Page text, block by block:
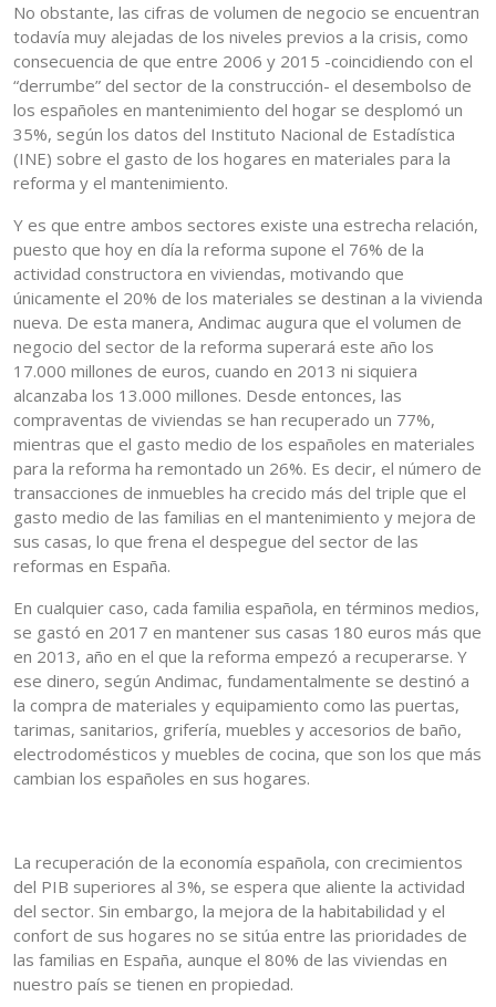
No obstante, las cifras de volumen de negocio se encuentran
todavía muy alejadas de los niveles previos a la crisis, como
consecuencia de que entre 2006 y 2015 -coincidiendo con el
“derrumbe” del sector de la construcción- el desembolso de
los españoles en mantenimiento del hogar se desplomó un
35%, según los datos del Instituto Nacional de Estadística
(INE) sobre el gasto de los hogares en materiales para la
reforma y el mantenimiento.
Y es que entre ambos sectores existe una estrecha relación,
puesto que hoy en día la reforma supone el 76% de la
actividad constructora en viviendas, motivando que
únicamente el 20% de los materiales se destinan a la vivienda
nueva. De esta manera, Andimac augura que el volumen de
negocio del sector de la reforma superará este año los
17.000 millones de euros, cuando en 2013 ni siquiera
alcanzaba los 13.000 millones. Desde entonces, las
compraventas de viviendas se han recuperado un 77%,
mientras que el gasto medio de los españoles en materiales
para la reforma ha remontado un 26%. Es decir, el número de
transacciones de inmuebles ha crecido más del triple que el
gasto medio de las familias en el mantenimiento y mejora de
sus casas, lo que frena el despegue del sector de las
reformas en España.
En cualquier caso, cada familia española, en términos medios,
se gastó en 2017 en mantener sus casas 180 euros más que
en 2013, año en el que la reforma empezó a recuperarse. Y
ese dinero, según Andimac, fundamentalmente se destinó a
la compra de materiales y equipamiento como las puertas,
tarimas, sanitarios, grifería, muebles y accesorios de baño,
electrodomésticos y muebles de cocina, que son los que más
cambian los españoles en sus hogares.
La recuperación de la economía española, con crecimientos
del PIB superiores al 3%, se espera que aliente la actividad
del sector. Sin embargo, la mejora de la habitabilidad y el
confort de sus hogares no se sitúa entre las prioridades de
las familias en España, aunque el 80% de las viviendas en
nuestro país se tienen en propiedad.